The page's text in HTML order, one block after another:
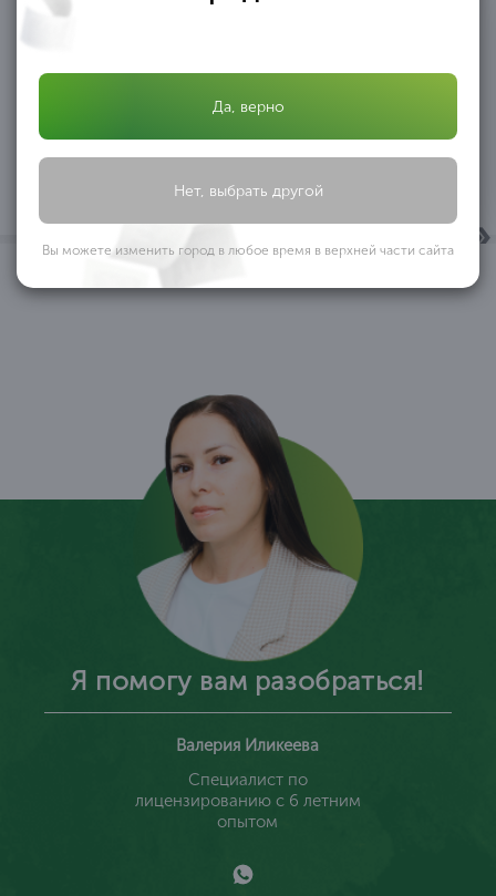
ОБЩЕСТВО C ОГРАНИЧЕННОЙ ОТВЕТСТВЕННОСТЬЮ
ПАРТНЕРЫ» в лице директора Африкантовой Александры
благодарность ООО ОБРАЗОВАТЕЛЬНЫЙ ЦЕНТР
«ПРОФЕССИОНАЛ» за оказанную помощь...
ООО «АФРИКАНТОВА И ПАРТНЕРЫ»
Я помогу вам разобраться!
Валерия Иликеева
Специалист по
лицензированию с 6 летним
опытом
Да, верно
Нет, выбрать другой
Вы можете изменить город в любое время в верхней части сайта